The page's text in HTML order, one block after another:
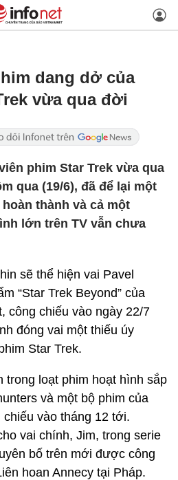
dang dở của
vừa qua đời
phim Star Trek vừa qua
qua (19/6), đã để lại một
thành và cả một
lớn trên TV vẫn chưa
sẽ thể hiện vai Pavel
“Star Trek Beyond” của
công chiếu vào ngày 22/7
đóng vai một thiếu úy
Star Trek.
trong loạt phim hoạt hình sắp
và một bộ phim của
vào tháng 12 tới.
vai chính, Jim, trong serie
bố trên mới được công
hoan Annecy tại Pháp.